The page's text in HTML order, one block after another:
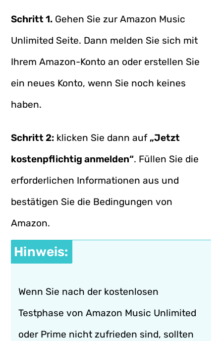
Schritt 1. Gehen Sie zur Amazon Music
Unlimited Seite. Dann melden Sie sich mit
Ihrem Amazon-Konto an oder erstellen Sie
ein neues Konto, wenn Sie noch keines
haben.
Schritt 2: klicken Sie dann auf „Jetzt
kostenpflichtig anmelden“. Füllen Sie die
erforderlichen Informationen aus und
bestätigen Sie die Bedingungen von
Amazon.
Hinweis:
Wenn Sie nach der kostenlosen
Testphase von Amazon Music Unlimited
oder Prime nicht zufrieden sind, sollten